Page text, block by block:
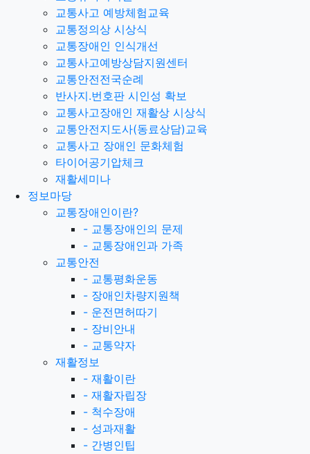
교통사고 예방체험교육
교통정의상 시상식
교통장애인 인식개선
교통사고예방상담지원센터
교통안전전국순례
반사지.번호판 시인성 확보
교통사고장애인 재활상 시상식
교통안전지도사(동료상담)교육
교통사고 장애인 문화체험
타이어공기압체크
재활세미나
정보마당
교통장애인이란?
- 교통장애인의 문제
- 교통장애인과 가족
교통안전
- 교통평화운동
- 장애인차량지원책
- 운전면허따기
- 장비안내
- 교통약자
재활정보
- 재활이란
- 재활자립장
- 척수장애
- 성과재활
- 간병인팁